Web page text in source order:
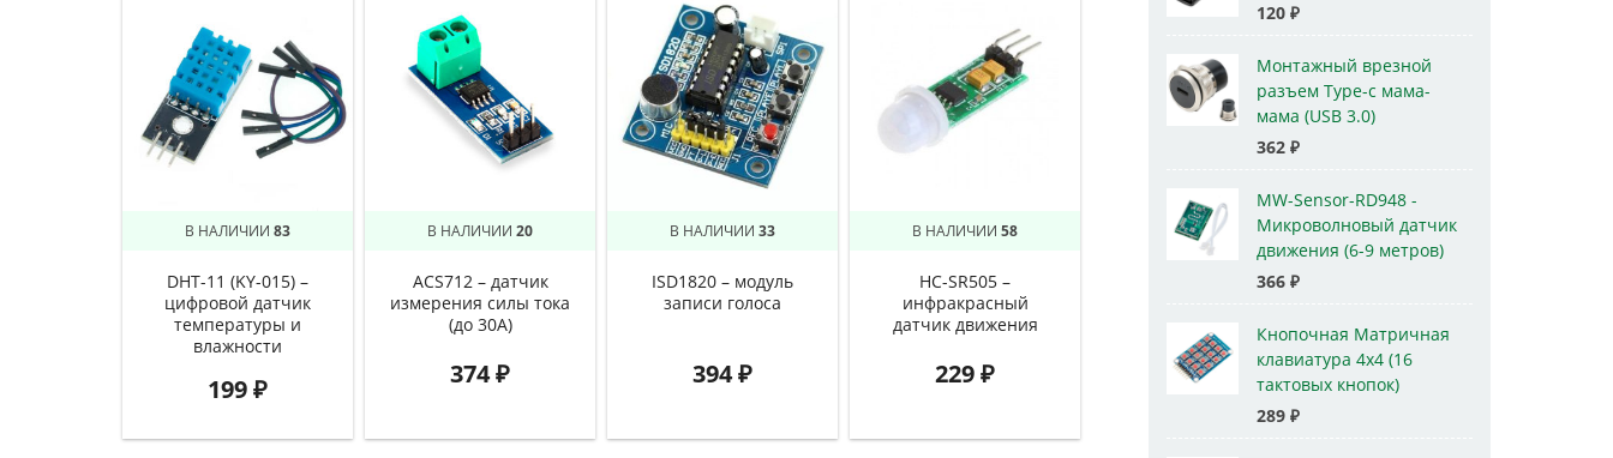
В НАЛИЧИИ 83
DHT-11 (KY-015) –
цифровой датчик
температуры и
влажности
199₽
В НАЛИЧИИ 20
ACS712 – датчик
измерения силы тока
(до 30A)
374₽
В НАЛИЧИИ 33
ISD1820 – модуль
записи голоса
394₽
В НАЛИЧИИ 58
HC-SR505 –
инфракрасный
датчик движения
229₽
120 ₽
Монтажный врезной
разъем Type-c мама-
мама (USB 3.0)
362 ₽
MW-Sensor-RD948 -
Микроволновый датчик
движения (6-9 метров)
366 ₽
Кнопочная Матричная
клавиатура 4x4 (16
тактовых кнопок)
289 ₽